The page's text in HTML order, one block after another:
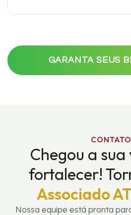
GARANTA SEUS
CONTATO
Chegou a sua
fortalecer!
Associado
Nossa equipe está pronta